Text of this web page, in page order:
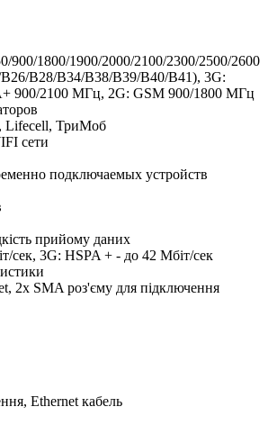
900/1800/1900/2000/2100/2300/2500/2600
B28/B34/B38/B39/B40/B41), 3G:
900/2100 МГц, 2G: GSM 900/1800 МГц
Lifecell, ТриМоб
сети
подключаемых устройств
прийому даних
сек, 3G: HSPA + - до 42 Мбіт/сек
2х SMA роз'єму для підключення
Ethernet кабель